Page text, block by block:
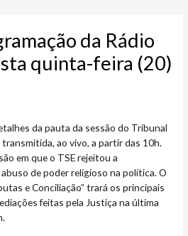
da Rádio
quinta-feira (20)
da pauta da sessão do Tribunal
ao vivo, a partir das 10h.
em que o TSE rejeitou a
de poder religioso na política. O
e Conciliação” trará os principais
feitas pela Justiça na última